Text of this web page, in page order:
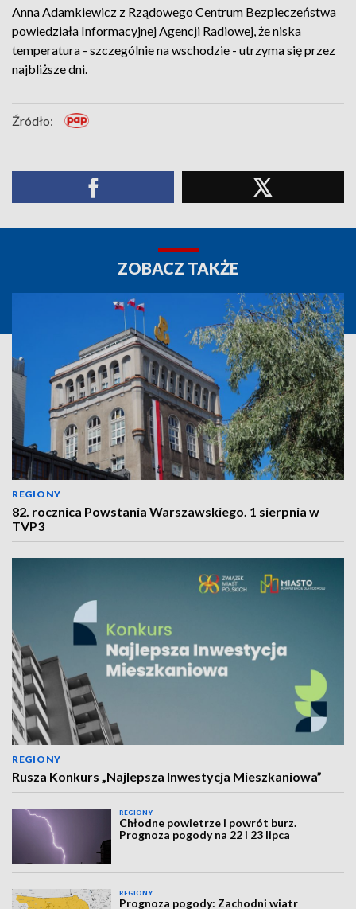
Anna Adamkiewicz z Rządowego Centrum Bezpieczeństwa
powiedziała Informacyjnej Agencji Radiowej, że niska
temperatura - szczególnie na wschodzie - utrzyma się przez
najbliższe dni.
Źródło:
ZOBACZ TAKŻE
REGIONY
82. rocznica Powstania Warszawskiego. 1 sierpnia w
TVP3
REGIONY
Rusza Konkurs „Najlepsza Inwestycja Mieszkaniowa”
REGIONY
Chłodne powietrze i powrót burz.
Prognoza pogody na 22 i 23 lipca
REGIONY
Prognoza pogody: Zachodni wiatr